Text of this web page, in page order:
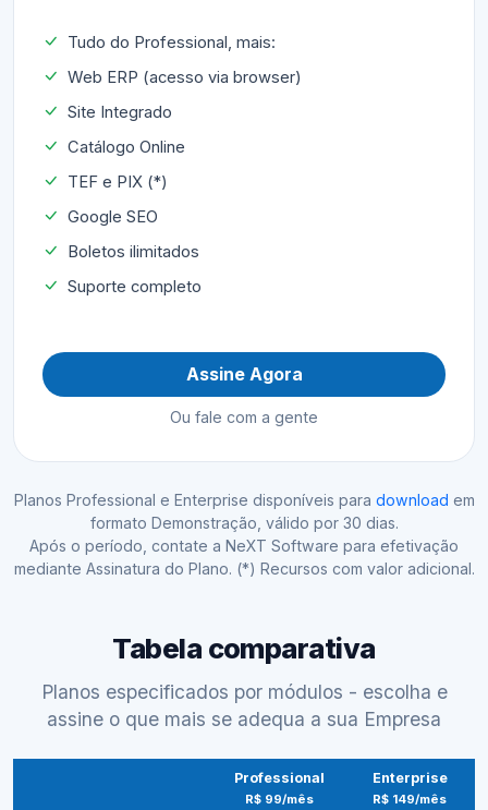
Tudo do Professional, mais:
Web ERP (acesso via browser)
Site Integrado
Catálogo Online
TEF e PIX (*)
Google SEO
Boletos ilimitados
Suporte completo
Assine Agora
Ou fale com a gente
Planos Professional e Enterprise disponíveis para download em
formato Demonstração, válido por 30 dias.
Após o período, contate a NeXT Software para efetivação
mediante Assinatura do Plano. (*) Recursos com valor adicional.
Tabela comparativa
Planos especificados por módulos - escolha e
assine o que mais se adequa a sua Empresa
Professional
R$ 99/mês
Enterprise
R$ 149/mês